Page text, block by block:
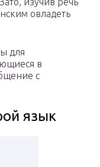
овладеть
для
в
с
язык